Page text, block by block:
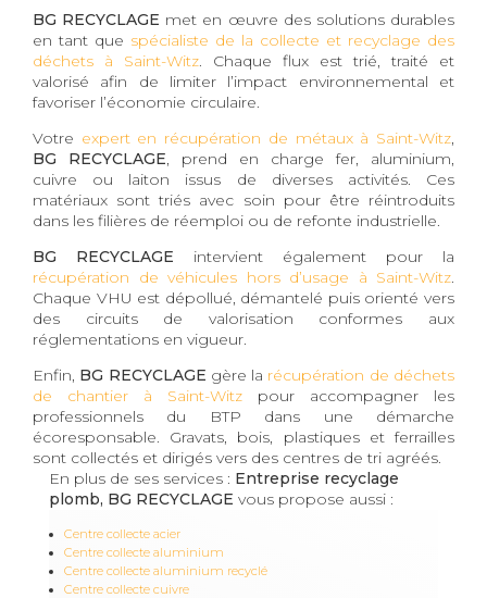
BG RECYCLAGE met en œuvre des solutions durables
en tant que spécialiste de la collecte et recyclage des
déchets à Saint-Witz. Chaque flux est trié, traité et
valorisé afin de limiter l’impact environnemental et
favoriser l’économie circulaire.
Votre expert en récupération de métaux à Saint-Witz,
BG RECYCLAGE, prend en charge fer, aluminium,
cuivre ou laiton issus de diverses activités. Ces
matériaux sont triés avec soin pour être réintroduits
dans les filières de réemploi ou de refonte industrielle.
BG RECYCLAGE intervient également pour la
récupération de véhicules hors d’usage à Saint-Witz.
Chaque VHU est dépollué, démantelé puis orienté vers
des circuits de valorisation conformes aux
réglementations en vigueur.
Enfin, BG RECYCLAGE gère la récupération de déchets
de chantier à Saint-Witz pour accompagner les
professionnels du BTP dans une démarche
écoresponsable. Gravats, bois, plastiques et ferrailles
sont collectés et dirigés vers des centres de tri agréés.
En plus de ses services : Entreprise recyclage
plomb, BG RECYCLAGE vous propose aussi :
Centre collecte acier
Centre collecte aluminium
Centre collecte aluminium recyclé
Centre collecte cuivre